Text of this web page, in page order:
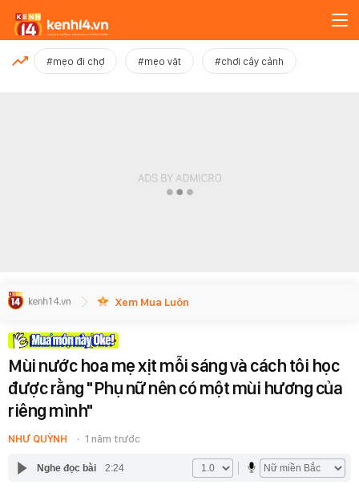
MỚI NHẤT
#mẹo đi chợ #mẹo vặt #chơi cây cảnh
Xem Mua Luôn
Mùi nước hoa mẹ xịt mỗi sáng và cách tôi học
được rằng "Phụ nữ nên có một mùi hương của
riêng mình"
NHƯ QUỲNH 1 năm trước
Nghe đọc bài 2:24